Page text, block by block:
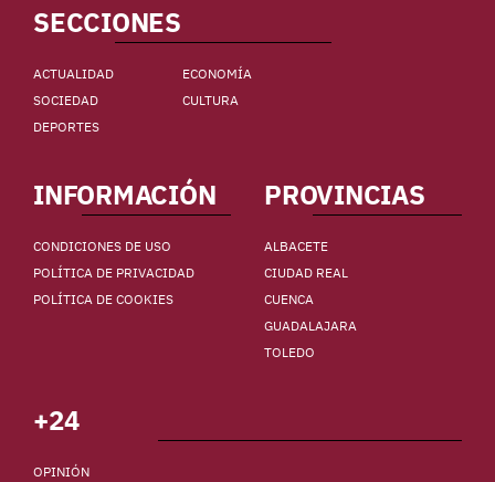
SECCIONES
ACTUALIDAD
ECONOMÍA
SOCIEDAD
CULTURA
DEPORTES
INFORMACIÓN
CONDICIONES DE USO
POLÍTICA DE PRIVACIDAD
POLÍTICA DE COOKIES
PROVINCIAS
ALBACETE
CIUDAD REAL
CUENCA
GUADALAJARA
TOLEDO
+24
OPINIÓN